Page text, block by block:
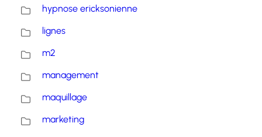
hypnose ericksonienne
lignes
m2
management
maquillage
marketing